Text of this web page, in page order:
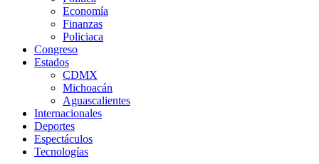
Economía
Finanzas
Policiaca
Congreso
Estados
CDMX
Michoacán
Aguascalientes
Internacionales
Deportes
Espectáculos
Tecnologías